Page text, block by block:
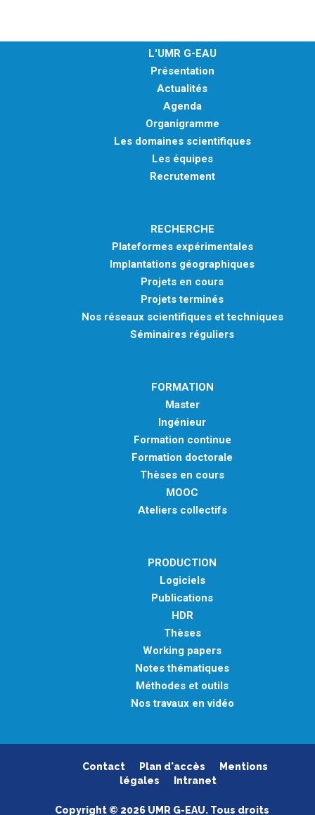
L'UMR G-EAU
Présentation
Actualités
Agenda
Organigramme
Les domaines scientifiques
Les équipes
Recrutement
RECHERCHE
Plateformes expérimentales
Implantations géographiques
Projets en cours
Projets terminés
Nos réseaux scientifiques et techniques
Séminaires réguliers
FORMATION
Master
Ingénieur
Formation continue
Formation doctorale
Thèses en cours
MOOC
Ateliers collectifs
PRODUCTION
Logiciels
Publications
HDR
Thèses
Working papers
Notes thématiques
Méthodes et outils
Nos travaux en vidéo
Contact Plan d'accès
Mentions
légales
Intranet
Copyright © 2026 UMR G-EAU. Tous droits